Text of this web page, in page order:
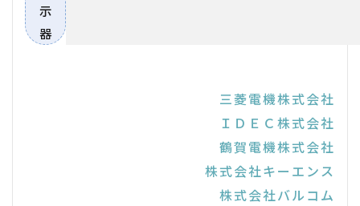
示
器
三菱電機株式会社
ＩＤＥＣ株式会社
鶴賀電機株式会社
株式会社キーエンス
株式会社バルコム